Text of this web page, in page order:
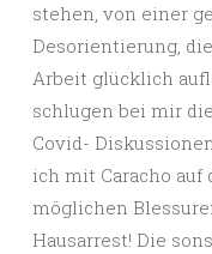
stehen, von einer
Desorientierung,
Arbeit glücklich
schlugen bei mir
Covid-
ich mit Caracho auf
möglichen
Hausarrest! Die